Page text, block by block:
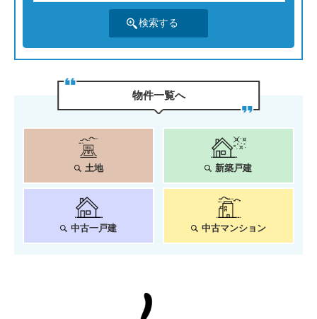
物件⼀覧へ
土地 新築戸建
中古一戸建 中古マンション